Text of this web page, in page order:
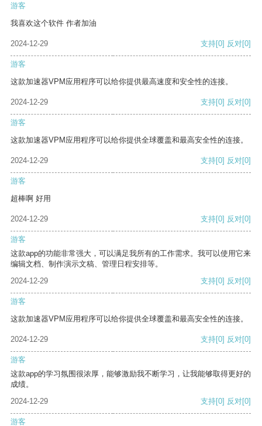
游客
我喜欢这个软件 作者加油
2024-12-29 支持[0] 反对[0]
游客
这款加速器VPM应用程序可以给你提供最高速度和安全性的连接。
2024-12-29 支持[0] 反对[0]
游客
这款加速器VPM应用程序可以给你提供全球覆盖和最高安全性的连接。
2024-12-29 支持[0] 反对[0]
游客
超棒啊 好用
2024-12-29 支持[0] 反对[0]
游客
这款app的功能非常强大，可以满足我所有的工作需求。我可以使用它来
编辑文档、制作演示文稿、管理日程安排等。
2024-12-29
支持[0] 反对[0]
游客
这款加速器VPM应用程序可以给你提供全球覆盖和最高安全性的连接。
2024-12-29 支持[0] 反对[0]
游客
这款app的学习氛围很浓厚，能够激励我不断学习，让我能够取得更好的
成绩。
2024-12-29
支持[0] 反对[0]
游客